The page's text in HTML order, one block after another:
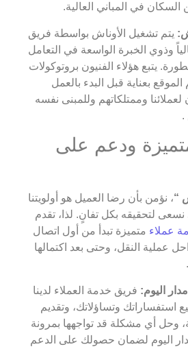
في المباني العالية.
يتم تشغيل الأوناش بواسطة فريق
وذوي الخبرة الواسعة في التعامل
يتبع هؤلاء الفنيون بروتوكولات
بعناية قبل البدء بالعمل
وممتلكاتهم وللمبنى نفسه
.
ودعم على
“، نؤمن بأن رضا العميل هو أولويتنا
لتحقيقه بكل تفانٍ. لذا، تقدم
عملاء متميزة تبدأ من أول اتصال
عملية النقل، وحتى بعد اكتمالها
اليوم: فريق خدمة العملاء لدينا
استفساراتك وتساؤلاتك، وتقديم
وحل أي مشكلة قد تواجهها بمرونة
اليوم لضمان حصولك على الدعم